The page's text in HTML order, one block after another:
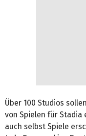
Über 100 Studios
von Spielen für Stadia
auch selbst Spiele